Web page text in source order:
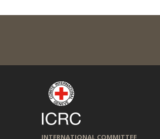
INTERNATIONAL COMMITTEE